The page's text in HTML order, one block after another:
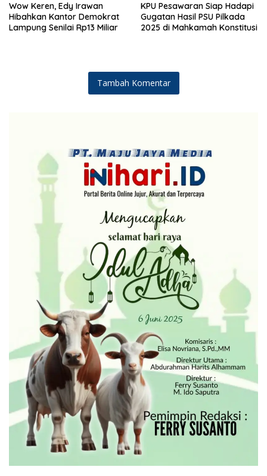
Wow Keren, Edy Irawan
Hibahkan Kantor Demokrat
Lampung Senilai Rp13 Miliar
KPU Pesawaran Siap Hadapi
Gugatan Hasil PSU Pilkada
2025 di Mahkamah Konstitusi
Tambah Komentar